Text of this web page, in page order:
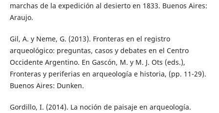
marchas de la expedición al desierto en 1833. Buenos Aires:
Araujo.
Gil, A. y Neme, G. (2013). Fronteras en el registro
arqueológico: preguntas, casos y debates en el Centro
Occidente Argentino. En Gascón, M. y M. J. Ots (eds.),
Fronteras y periferias en arqueología e historia, (pp. 11-29).
Buenos Aires: Dunken.
Gordillo, I. (2014). La noción de paisaje en arqueología.